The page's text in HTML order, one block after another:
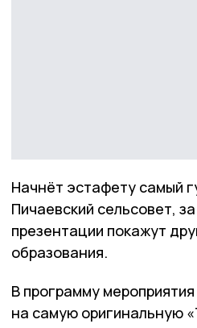
Начнёт эстафету самый
Пичаевский сельсовет,
презентации покажут
образования.
В программу
на самую оригинальную